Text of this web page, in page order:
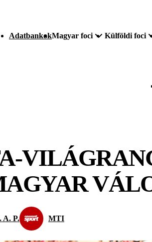
AdatbankokMagyar foci Külföldi foci
A. P. MTI